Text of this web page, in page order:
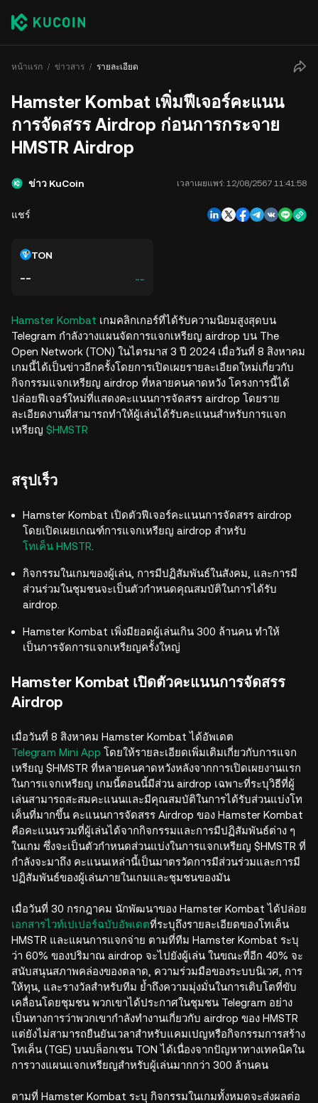
หน้าแรก ข่าวสาร รายละเอียด
Hamster Kombat เพิ่มฟีเจอร์คะแนน
การจัดสรร Airdrop ก่อนการกระจาย
HMSTR Airdrop
ข่าว KuCoin เวลาเผยแพร่: 12/08/2567 11:41:58
แชร์
TON
-- --
Hamster Kombat เกมคลิกเกอร์ที่ได้รับความนิยมสูงสุดบน
Telegram กำลังวางแผนจัดการแจกเหรียญ airdrop บน The
Open Network (TON) ในไตรมาส 3 ปี 2024 เมื่อวันที่ 8 สิงหาคม
เกมนี้ได้เป็นข่าวอีกครั้งโดยการเปิดเผยรายละเอียดใหม่เกี่ยวกับ
กิจกรรมแจกเหรียญ airdrop ที่หลายคนคาดหวัง โครงการนี้ได้
ปล่อยฟีเจอร์ใหม่ที่แสดงคะแนนการจัดสรร airdrop โดยราย
ละเอียดงานที่สามารถทำให้ผู้เล่นได้รับคะแนนสำหรับการแจก
เหรียญ $HMSTR
สรุปเร็ว
Hamster Kombat เปิดตัวฟีเจอร์คะแนนการจัดสรร airdrop
โดยเปิดเผยเกณฑ์การแจกเหรียญ airdrop สำหรับ
โทเค็น HMSTR
กิจกรรมในเกมของผู้เล่น, การมีปฏิสัมพันธ์ในสังคม, และการมี
ส่วนร่วมในชุมชนจะเป็นตัวกำหนดคุณสมบัติในการได้รับ
airdrop.
Hamster Kombat เพิ่งมียอดผู้เล่นเกิน 300 ล้านคน ทำให้
เป็นการจัดการแจกเหรียญครั้งใหญ่
Hamster Kombat เปิดตัวคะแนนการจัดสรร
Airdrop
เมื่อวันที่ 8 สิงหาคม Hamster Kombat ได้อัพเดต
Telegram Mini App โดยให้รายละเอียดเพิ่มเติมเกี่ยวกับการแจก
เหรียญ $HMSTR ที่หลายคนคาดหวังหลังจากการเปิดเผยงานแรก
ในการแจกเหรียญ เกมนี้ตอนนี้มีส่วน airdrop เฉพาะที่ระบุวิธีที่ผู้
เล่นสามารถสะสมคะแนนและมีคุณสมบัติในการได้รับส่วนแบ่งโท
เค็นที่มากขึ้น คะแนนการจัดสรร Airdrop ของ Hamster Kombat
คือคะแนนรวมที่ผู้เล่นได้จากกิจกรรมและการมีปฏิสัมพันธ์ต่าง ๆ
ในเกม ซึ่งจะเป็นตัวกำหนดส่วนแบ่งในการแจกเหรียญ $HMSTR ที่
กำลังจะมาถึง คะแนนเหล่านี้เป็นมาตรวัดการมีส่วนร่วมและการมี
ปฏิสัมพันธ์ของผู้เล่นภายในเกมและชุมชนของมัน
เมื่อวันที่ 30 กรกฎาคม นักพัฒนาของ Hamster Kombat ได้ปล่อย
เอกสารไวท์เปเปอร์ฉบับอัพเดตที่ระบุถึงรายละเอียดของโทเค็น
HMSTR และแผนการแจกจ่าย ตามที่ทีม Hamster Kombat ระบุ
ว่า 60% ของปริมาณ airdrop จะไปยังผู้เล่น ในขณะที่อีก 40% จะ
สนับสนุนสภาพคล่องของตลาด, ความร่วมมือของระบบนิเวศ, การ
ให้ทุน, และรางวัลสำหรับทีม ย้ำถึงความมุ่งมั่นในการเติบโตที่ขับ
เคลื่อนโดยชุมชน พวกเขาได้ประกาศในชุมชน Telegram อย่าง
เป็นทางการว่าพวกเขากำลังทำงานเกี่ยวกับ airdrop ของ HMSTR
แต่ยังไม่สามารถยืนยันเวลาสำหรับแคมเปญหรือกิจกรรมการสร้าง
โทเค็น (TGE) บนบล็อกเชน TON ได้เนื่องจากปัญหาทางเทคนิคใน
การวางแผนแจกเหรียญสำหรับผู้เล่นมากกว่า 300 ล้านคน
ตามที่ Hamster Kombat ระบุ กิจกรรมในเกมทั้งหมดจะส่งผลต่อ